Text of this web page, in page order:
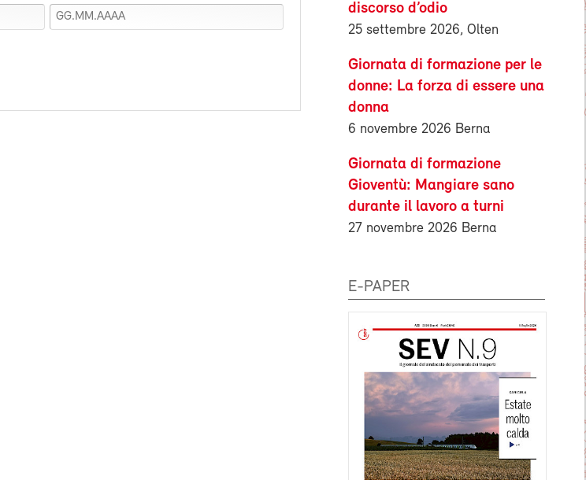
discorso d’odio
25 settembre 2026, Olten
Giornata di formazione per le
donne: La forza di essere una
donna
6 novembre 2026 Berna
Giornata di formazione
Gioventù: Mangiare sano
durante il lavoro a turni
27 novembre 2026 Berna
E-PAPER